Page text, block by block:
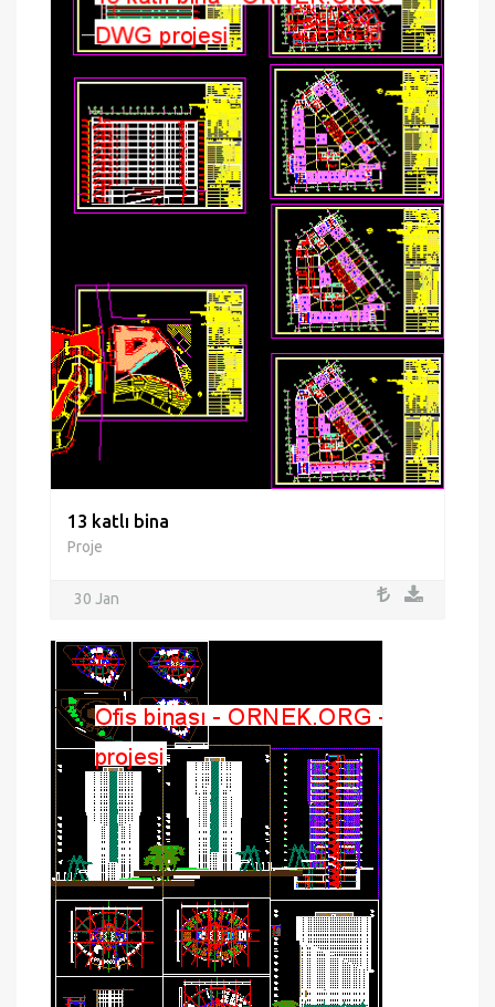
13 katlı bina
Proje
30 Jan